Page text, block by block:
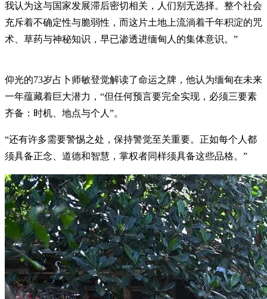
我认为这与国家发展滞后密切相关，人们别无选择。整个社会
充斥着不确定性与脆弱性，而这片土地上流淌着千年积淀的咒
术、草药与神秘知识，早已渗透进缅甸人的集体意识。”
仰光的73岁占卜师敏登觉解读了命运之牌，他认为缅甸在未来
一年蕴藏着巨大潜力，“但任何预言要完全实现，必须三要素
齐备：时机、地点与个人”。
“还有许多需要警惕之处，保持警觉至关重要。正如每个人都
须具备正念、道德和智慧，掌权者同样须具备这些品格。”